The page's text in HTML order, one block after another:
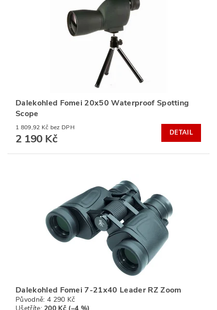
Dalekohled Fomei 20x50 Waterproof Spotting
Scope
1 809,92 Kč bez DPH
2 190 Kč DETAIL
Dalekohled Fomei 7-21x40 Leader RZ Zoom
Původně: 4 290 Kč